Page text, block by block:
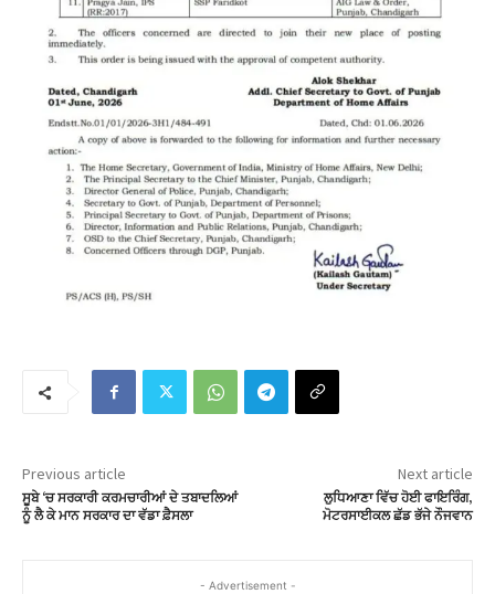
Previous article
ਸੂਬੇ ‘ਚ ਸਰਕਾਰੀ ਕਰਮਚਾਰੀਆਂ ਦੇ ਤਬਾਦਲਿਆਂ
ਨੂੰ ਲੈ ਕੇ ਮਾਨ ਸਰਕਾਰ ਦਾ ਵੱਡਾ ਫ਼ੈਸਲਾ
Next article
ਲੁਧਿਆਣਾ ਵਿੱਚ ਹੋਈ ਫਾਇਰਿੰਗ,
ਮੋਟਰਸਾਈਕਲ ਛੱਡ ਭੱਜੇ ਨੌਜਵਾਨ
- Advertisement -